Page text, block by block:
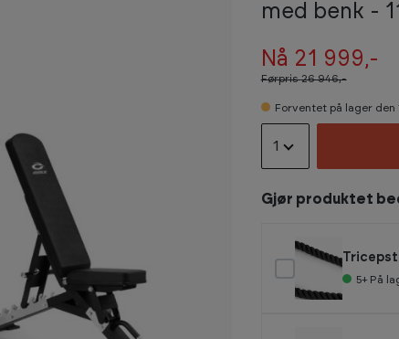
med benk -
Nå 21 999,-
Førpris26 946,-
Forventet på lager den
1
Gjør produktet
5+ På